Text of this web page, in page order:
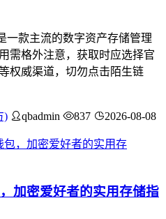
一款主流的数字资产存储管理
需格外注意，获取时应选择官
权威渠道，切勿点击陌生链
) qbadmin 837 2026-08-08
加密爱好者的实用存储指